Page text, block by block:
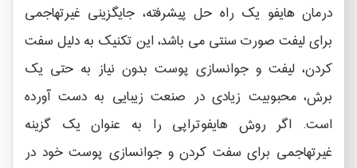
درمان هایفو یک راه حل پیشرفته، جایگزینی غیرتهاجمی
برای لیفت صورت سنتی می باشد، این تکنیک به دلیل سفت
کردن، لیفت و جوانسازی پوست بدون نیاز به حتی یک
برش، محبوبیت زیادی در صنعت زیبایی به دست آورده
است. اگر روش هایفوتراپی را به عنوان یک گزینه
غیرتهاجمی برای سفت کردن و جوانسازی پوست خود در